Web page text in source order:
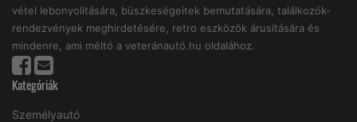
vétel lebonyolitására, büszkeségeitek bemutatására, találkozók-
rendezvények meghirdetésére, retro eszközök árusítására és
mindenre, ami méltó a veteránautó.hu oldalához.
Kategóriák
Személyautó